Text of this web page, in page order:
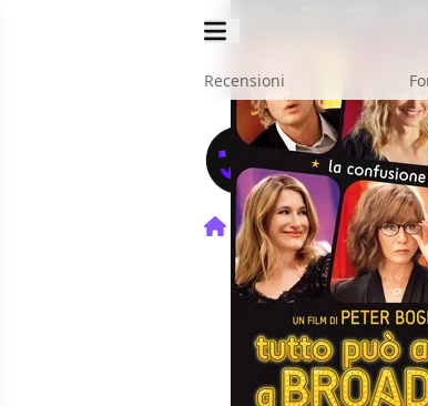
Recensioni
Home Film